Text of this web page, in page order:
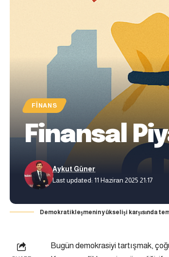
FINANS
Finansal
Last updated: 11 Haziran 2025 21:17
Aykut Güner
Demokratikleşmenin yükselişi karşısında
Bugün demokrasiyi tartışmak,